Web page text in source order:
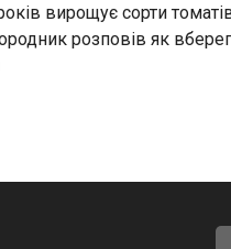
вирощує сорти
розповів як